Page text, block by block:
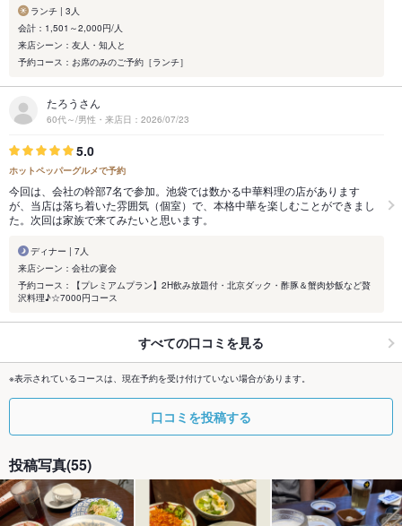
ランチ | 3人
会計：1,501～2,000円/人
来店シーン：友人・知人と
予約コース：お席のみのご予約［ランチ］
たろうさん
60代～/男性・来店日：2026/07/23
5.0
ホットペッパーグルメで予約
今回は、会社の幹部7名で参加。池袋では数かる中華料理の店があります
が、当店は落ち着いた雰囲気（個室）で、本格中華を楽しむことができまし
た。次回は家族で来てみたいと思います。
ディナー | 7人
来店シーン：会社の宴会
予約コース：【プレミアムプラン】2H飲み放題付・北京ダック・酢豚＆蟹肉炒飯など贅
沢料理♪☆7000円コース
すべての口コミを見る
※表示されているコースは、現在予約を受け付けていない場合があります。
口コミを投稿する
投稿写真(55)